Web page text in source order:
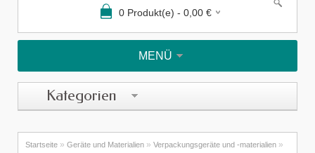
0 Produkt(e) - 0,00 €
MENÜ
Kategorien
Startseite » Geräte und Materialien » Verpackungsgeräte und -materialien »